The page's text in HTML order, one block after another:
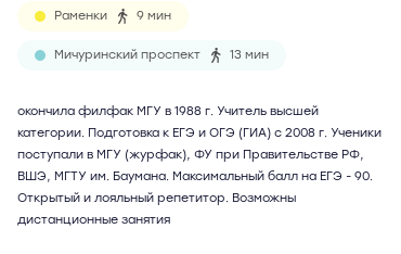
Раменки 9 мин
Мичуринский проспект 13 мин
окончила филфак МГУ в 1988 г. Учитель высшей
категории. Подготовка к ЕГЭ и ОГЭ (ГИА) с 2008 г. Ученики
поступали в МГУ (журфак), ФУ при Правительстве РФ,
ВШЭ, МГТУ им. Баумана. Максимальный балл на ЕГЭ - 90.
Открытый и лояльный репетитор. Возможны
дистанционные занятия